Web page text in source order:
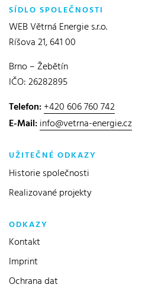
SÍDLO SPOLEČNOSTI
WEB Větrná Energie s.r.o.
Ríšova 21, 641 00
Brno – Žebětín
IČO: 26282895
Telefon:+420 606 760 742
E-Mail:info@vetrna-energie.cz
UŽITEČNÉ ODKAZY
Historie společnosti
Realizované projekty
ODKAZY
Kontakt
Imprint
Ochrana dat